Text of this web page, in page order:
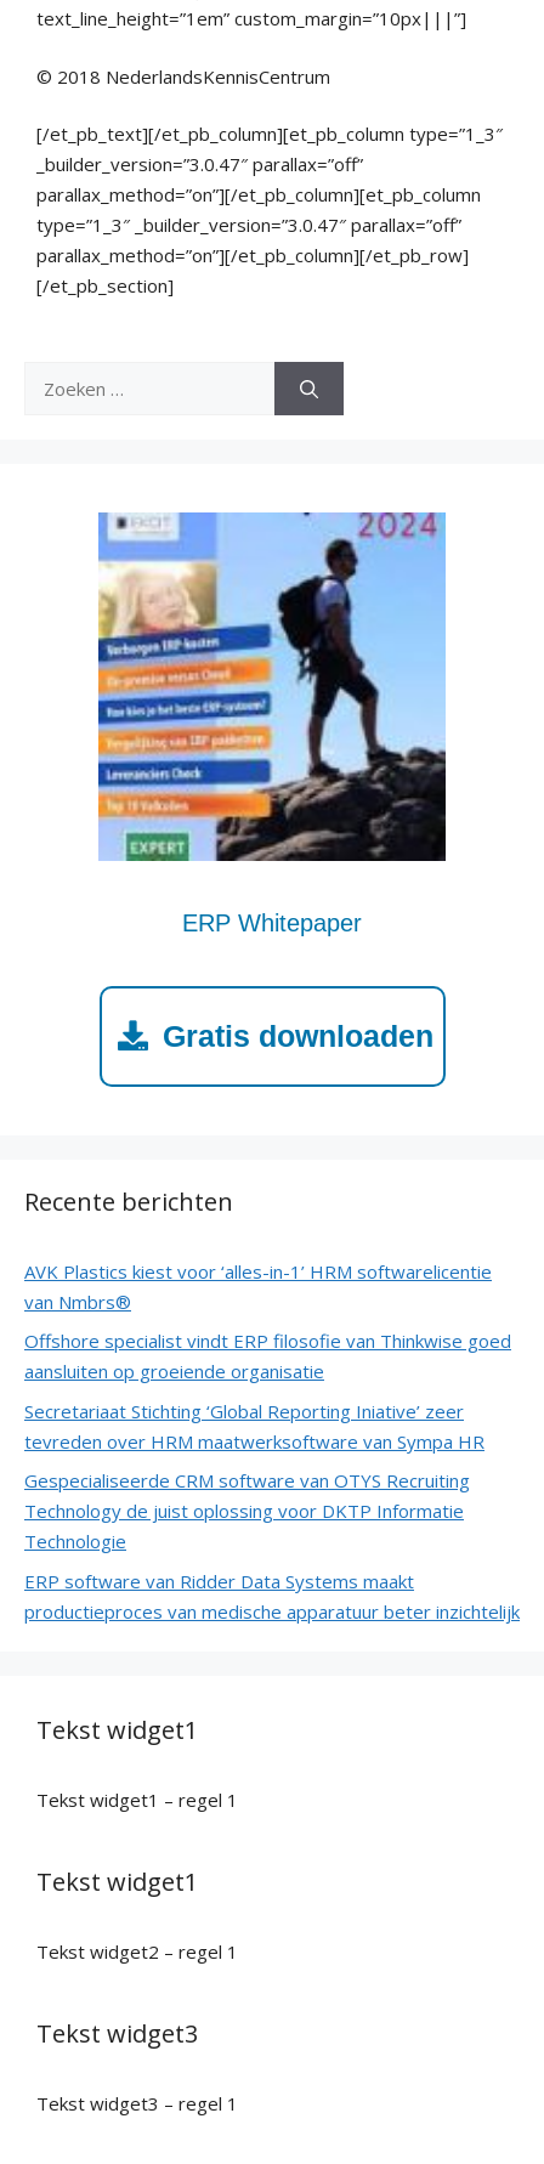
text_line_height=”1em” custom_margin=”10px|||”]
© 2018 NederlandsKennisCentrum
[/et_pb_text][/et_pb_column][et_pb_column type=”1_3″
_builder_version=”3.0.47″ parallax=”off”
parallax_method=”on”][/et_pb_column][et_pb_column
type=”1_3″ _builder_version=”3.0.47″ parallax=”off”
parallax_method=”on”][/et_pb_column][/et_pb_row]
[/et_pb_section]
ERP Whitepaper
Gratis downloaden
Recente berichten
AVK Plastics kiest voor ‘alles-in-1’ HRM softwarelicentie
van Nmbrs®
Offshore specialist vindt ERP filosofie van Thinkwise goed
aansluiten op groeiende organisatie
Secretariaat Stichting ‘Global Reporting Iniative’ zeer
tevreden over HRM maatwerksoftware van Sympa HR
Gespecialiseerde CRM software van OTYS Recruiting
Technology de juist oplossing voor DKTP Informatie
Technologie
ERP software van Ridder Data Systems maakt
productieproces van medische apparatuur beter inzichtelijk
Tekst widget1
Tekst widget1 – regel 1
Tekst widget1
Tekst widget2 – regel 1
Tekst widget3
Tekst widget3 – regel 1